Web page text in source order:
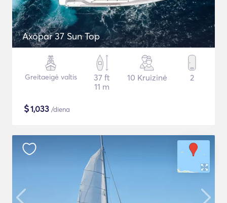
Axopar 37 Sun Top
Greitaeigė valtis
37 ft
11 m
10 Kruizinė 2
$1,033 /diena